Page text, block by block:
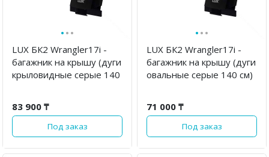
···
LUX БК2 Wrangler17i -
багажник на крышу (дуги
крыловидные серые 140
83 900 ₸
Под заказ
···
LUX БК2 Wrangler17i -
багажник на крышу (дуги
овальные серые 140 см)
71 000 ₸
Под заказ